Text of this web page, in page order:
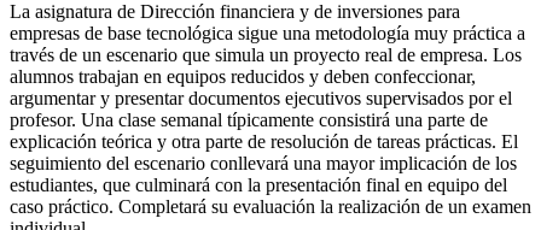
La asignatura de Dirección financiera y de inversiones para
empresas de base tecnológica sigue una metodología muy práctica a
través de un escenario que simula un proyecto real de empresa. Los
alumnos trabajan en equipos reducidos y deben confeccionar,
argumentar y presentar documentos ejecutivos supervisados por el
profesor. Una clase semanal típicamente consistirá una parte de
explicación teórica y otra parte de resolución de tareas prácticas. El
seguimiento del escenario conllevará una mayor implicación de los
estudiantes, que culminará con la presentación final en equipo del
caso práctico. Completará su evaluación la realización de un examen